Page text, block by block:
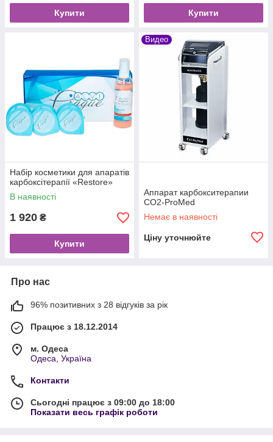
Купити Купити
Набір косметики для апаратів
карбоксітерапії «Restore»
В наявності
1 920 ₴
Купити
Видео
Аппарат карбокситерапии
CO2-ProMed
Немає в наявності
Ціну уточнюйте
Про нас
96% позитивних з 28 відгуків за рік
Працює з 18.12.2014
м. Одеса
Одеса, Україна
Контакти
Сьогодні працює з 09:00 до 18:00
Показати весь графік роботи